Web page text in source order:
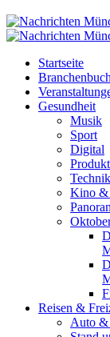
Startseite
Gesundheit
Musik
Sport
Digital
Technik
Kino
Reisen &
Auto &